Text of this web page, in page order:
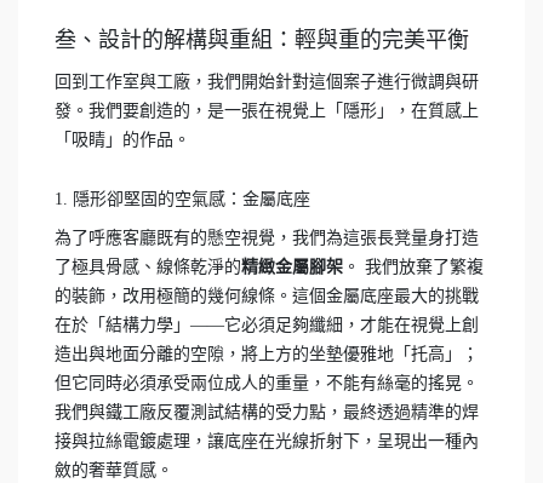
叁、設計的解構與重組：輕與重的完美平衡
回到工作室與工廠，我們開始針對這個案子進行微調與研
發。我們要創造的，是一張在視覺上「隱形」，在質感上
「吸睛」的作品。
1. 隱形卻堅固的空氣感：金屬底座
為了呼應客廳既有的懸空視覺，我們為這張長凳量身打造
了極具骨感、線條乾淨的精緻金屬腳架 。 我們放棄了繁複
的裝飾，改用極簡的幾何線條。這個金屬底座最大的挑戰
在於「結構力學」——它必須足夠纖細，才能在視覺上創
造出與地面分離的空隙，將上方的坐墊優雅地「托高」；
但它同時必須承受兩位成人的重量，不能有絲毫的搖晃。
我們與鐵工廠反覆測試結構的受力點，最終透過精準的焊
接與拉絲電鍍處理，讓底座在光線折射下，呈現出一種內
斂的奢華質感。